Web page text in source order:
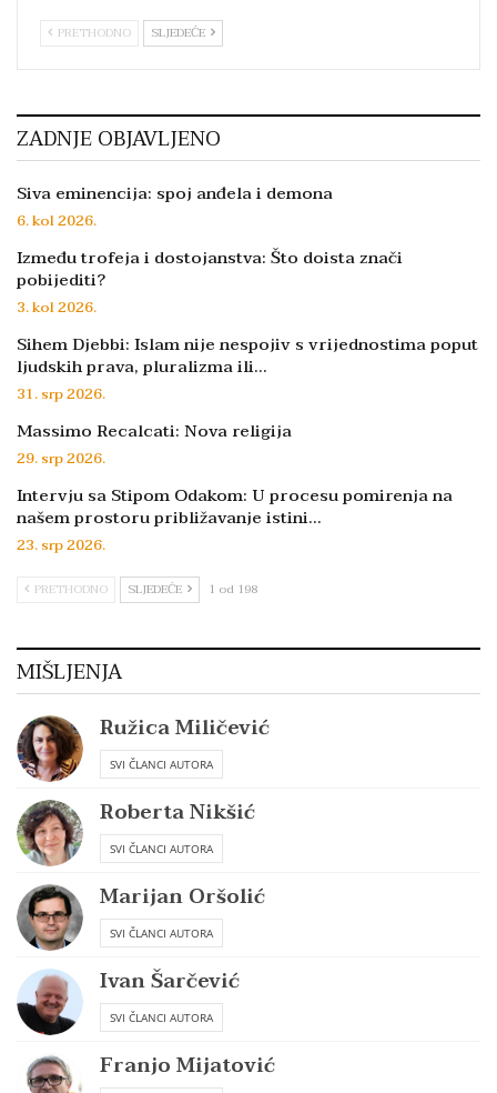
PRETHODNO SLJEDEĆE
ZADNJE OBJAVLJENO
Siva eminencija: spoj anđela i demona
6. kol 2026.
Između trofeja i dostojanstva: Što doista znači
pobijediti?
3. kol 2026.
Sihem Djebbi: Islam nije nespojiv s vrijednostima poput
ljudskih prava, pluralizma ili…
31. srp 2026.
Massimo Recalcati: Nova religija
29. srp 2026.
Intervju sa Stipom Odakom: U procesu pomirenja na
našem prostoru približavanje istini…
23. srp 2026.
PRETHODNO SLJEDEĆE 1 od 198
MIŠLJENJA
Ružica Miličević
SVI ČLANCI AUTORA
Roberta Nikšić
SVI ČLANCI AUTORA
Marijan Oršolić
SVI ČLANCI AUTORA
Ivan Šarčević
SVI ČLANCI AUTORA
Franjo Mijatović